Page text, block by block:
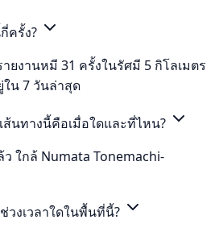
ครั้ง?
ยงานหมี 31 ครั้งในรัศมี 5 กิโลเมตร
ใน 7 วันล่าสุด
นทางนี้คือเมื่อใดและที่ไหน?
ใกล้ Numata Tonemachi-
งเวลาใดในพื้นที่นี้?